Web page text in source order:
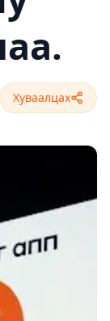
Хуваалцах